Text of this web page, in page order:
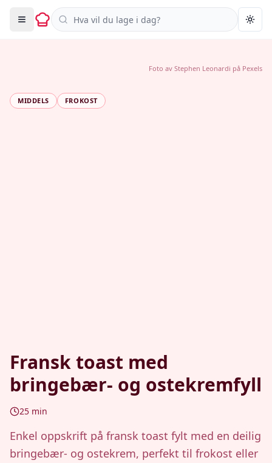
Søk i oppskrifter
MIDDELS FROKOST
Fransk toast med
bringebær- og ostekremfyll
25 min
Enkel oppskrift på fransk toast fylt med en deilig
bringebær- og ostekrem, perfekt til frokost eller
Foto av Stephen Leonardi på Pexels